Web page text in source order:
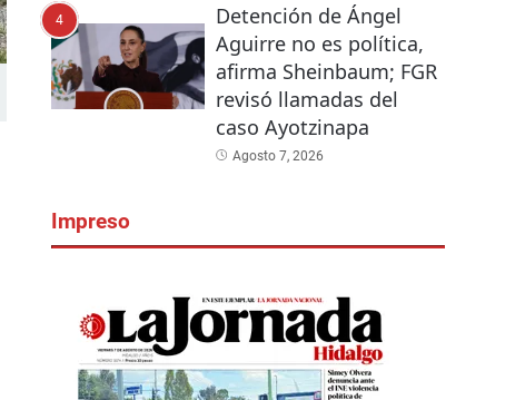
4
Detención de Ángel
Aguirre no es política,
afirma Sheinbaum; FGR
revisó llamadas del
caso Ayotzinapa
Agosto 7, 2026
Impreso